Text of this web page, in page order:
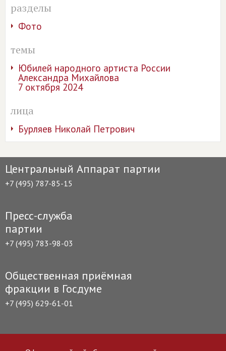
разделы
Фото
темы
Юбилей народного артиста России
Александра Михайлова
7 октября 2024
лица
Бурляев Николай Петрович
Центральный Аппарат партии
+7 (495) 787-85-15
Пресс-служба
партии
+7 (495) 783-98-03
Общественная приёмная
фракции в Госдуме
+7 (495) 629-61-01